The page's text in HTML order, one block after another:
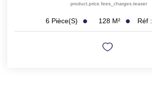
product.price.fees_charges.teaser
6 Pièce(s) 128 M² Réf :